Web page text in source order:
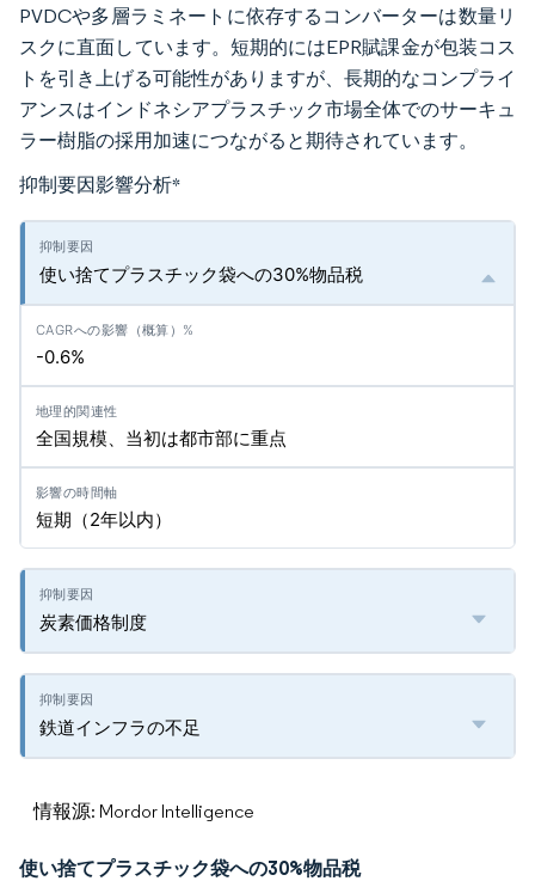
PVDCや多層ラミネートに依存するコンバーターは数量リ
スクに直面しています。短期的にはEPR賦課金が包装コス
トを引き上げる可能性がありますが、長期的なコンプライ
アンスはインドネシアプラスチック市場全体でのサーキュ
ラー樹脂の採用加速につながると期待されています。
抑制要因影響分析*
使い捨てプラスチック袋への30%物品税
-0.6%
全国規模、当初は都市部に重点
短期（2年以内）
炭素価格制度
鉄道インフラの不足
情報源: Mordor Intelligence
使い捨てプラスチック袋への30%物品税